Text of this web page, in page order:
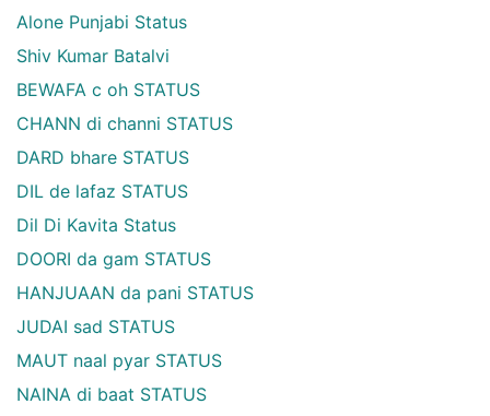
Alone Punjabi Status
Shiv Kumar Batalvi
BEWAFA c oh STATUS
CHANN di channi STATUS
DARD bhare STATUS
DIL de lafaz STATUS
Dil Di Kavita Status
DOORI da gam STATUS
HANJUAAN da pani STATUS
JUDAI sad STATUS
MAUT naal pyar STATUS
NAINA di baat STATUS